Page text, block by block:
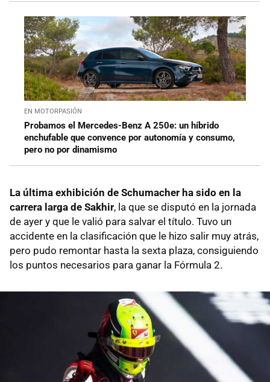
EN MOTORPASIÓN
Probamos el Mercedes-Benz A 250e: un híbrido
enchufable que convence por autonomía y consumo,
pero no por dinamismo
La última exhibición de Schumacher ha sido en la
carrera larga de Sakhir, la que se disputó en la jornada
de ayer y que le valió para salvar el título. Tuvo un
accidente en la clasificación que le hizo salir muy atrás,
pero pudo remontar hasta la sexta plaza, consiguiendo
los puntos necesarios para ganar la Fórmula 2.